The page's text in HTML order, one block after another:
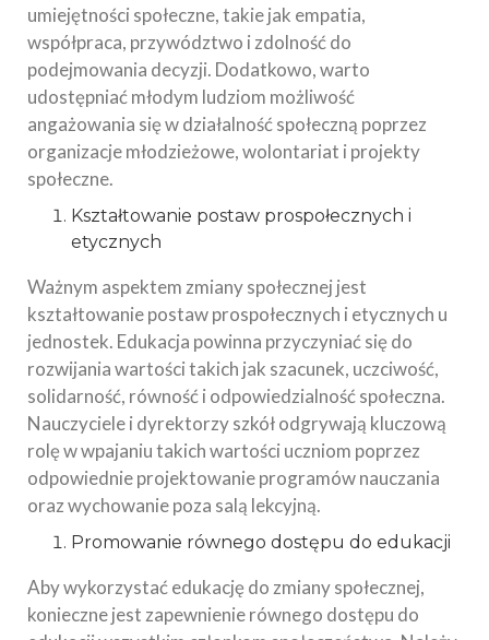
umiejętności społeczne, takie jak empatia,
współpraca, przywództwo i zdolność do
podejmowania decyzji. Dodatkowo, warto
udostępniać młodym ludziom możliwość
angażowania się w działalność społeczną poprzez
organizacje młodzieżowe, wolontariat i projekty
społeczne.
Kształtowanie postaw prospołecznych i
etycznych
Ważnym aspektem zmiany społecznej jest
kształtowanie postaw prospołecznych i etycznych u
jednostek. Edukacja powinna przyczyniać się do
rozwijania wartości takich jak szacunek, uczciwość,
solidarność, równość i odpowiedzialność społeczna.
Nauczyciele i dyrektorzy szkół odgrywają kluczową
rolę w wpajaniu takich wartości uczniom poprzez
odpowiednie projektowanie programów nauczania
oraz wychowanie poza salą lekcyjną.
Promowanie równego dostępu do edukacji
Aby wykorzystać edukację do zmiany społecznej,
konieczne jest zapewnienie równego dostępu do